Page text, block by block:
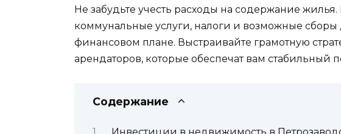
Не забудьте учесть расходы на содержание
коммунальные услуги, налоги и возможные
финансовом плане. Выстраивайте грамотную
арендаторов, которые обеспечат вам стабильный
Содержание
Инвестиции в недвижимость в